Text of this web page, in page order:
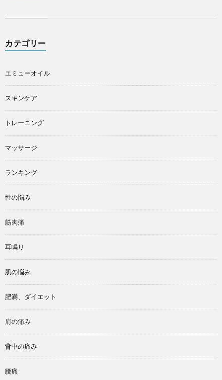
カテゴリー
エミューオイル
スキンケア
トレーニング
マッサージ
ランキング
性の悩み
筋肉痛
耳鳴り
肌の悩み
肥満、ダイエット
肩の痛み
背中の痛み
腰痛